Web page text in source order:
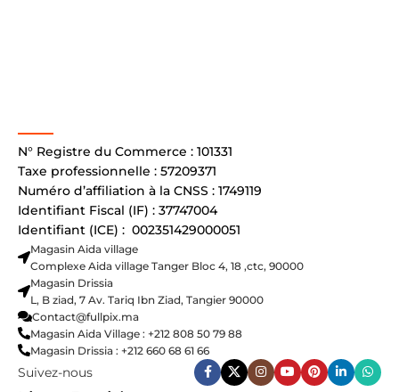
N° Registre du Commerce : 101331
Taxe professionnelle : 57209371
Numéro d’affiliation à la CNSS : 1749119
Identifiant Fiscal (IF) : 37747004
Identifiant (ICE) : 002351429000051
Magasin Aida village
Complexe Aida village Tanger Bloc 4, 18 ,ctc, 90000
Magasin Drissia
L, B ziad, 7 Av. Tariq Ibn Ziad, Tangier 90000
Contact@fullpix.ma
Magasin Aida Village : +212 808 50 79 88
Magasin Drissia : +212 660 68 61 66
Suivez-nous